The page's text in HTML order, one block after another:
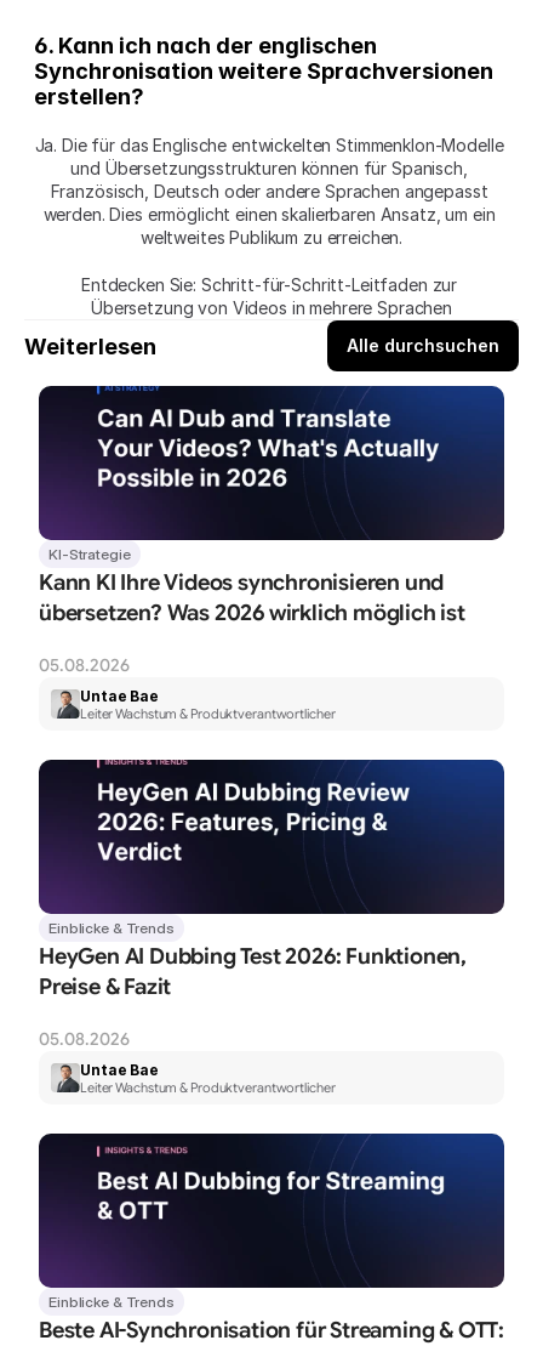
6. Kann ich nach der englischen
Synchronisation weitere Sprachversionen
erstellen?
Ja. Die für das Englische entwickelten Stimmenklon-Modelle
und Übersetzungsstrukturen können für Spanisch,
Französisch, Deutsch oder andere Sprachen angepasst
werden. Dies ermöglicht einen skalierbaren Ansatz, um ein
weltweites Publikum zu erreichen.
Entdecken Sie: Schritt-für-Schritt-Leitfaden zur
Übersetzung von Videos in mehrere Sprachen
Weiterlesen Alle durchsuchen
KI-Strategie
Kann KI Ihre Videos synchronisieren und
übersetzen? Was 2026 wirklich möglich ist
05.08.2026
Untae Bae
Leiter Wachstum & Produktverantwortlicher
Einblicke & Trends
HeyGen AI Dubbing Test 2026: Funktionen,
Preise & Fazit
05.08.2026
Untae Bae
Leiter Wachstum & Produktverantwortlicher
Einblicke & Trends
Beste AI-Synchronisation für Streaming & OTT: